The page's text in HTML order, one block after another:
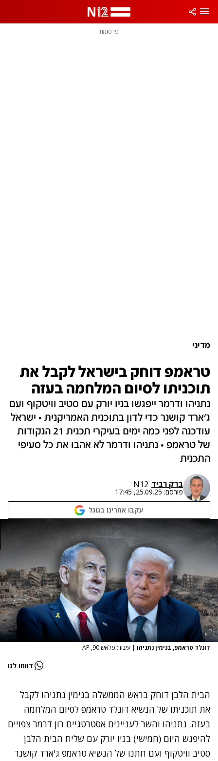
פרסומת
מדיני
טראמפ דוחק בישראל לקבל את
תוכניתו לסיום המלחמה בעזה
נתניהו ודרמר ייפגשו בניו יורק עם סטיב וויטקוף ועם
ג'ארד קושנר כדי לדון בתוכנית האמריקנית • ישראל
עודכנה לפני כמה ימים בעיקרי תכנית 21 הנקודות
של טראמפ • נתניהו ודרמר לא אהבו את כל סעיפי
התכנית
ברק רביד N12
פורסם: 25.09.25, 17:45
עקבו אחרינו בגוגל
דונלד טראמפ, בנימין נתניהו | עיבוד: פלאש 90, AP
דווחו לנו
הבית הלבן דוחק בראש הממשלה בנימין נתניהו לקבל
את תוכניתו של הנשיא דונלד טראמפ לסיום המלחמה
בעזה. נתניהו והשר לעניינים אסטרטגיים רון דרמר צפויים
להיפגש היום (חמישי) בניו יורק עם שליח הבית הלבן
סטיב וויטקוף ועם חתנו של הנשיא טראמפ ג'ארד קושנר